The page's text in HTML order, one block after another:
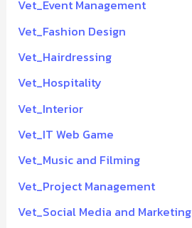
Vet_Event Management
Vet_Fashion Design
Vet_Hairdressing
Vet_Hospitality
Vet_Interior
Vet_IT Web Game
Vet_Music and Filming
Vet_Project Management
Vet_Social Media and Marketing